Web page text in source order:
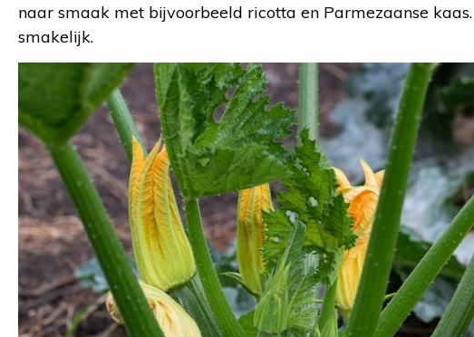
naar smaak met bijvoorbeeld ricotta en Parmezaanse
smakelijk.